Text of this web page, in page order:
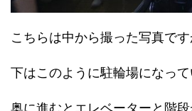
こちらは中から撮った写真で
下はこのように駐輪場になっ